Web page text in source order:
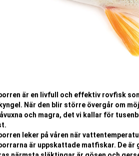
är en livfull och effektiv rovfisk
När den blir större övergår om
och magra, det vi kallar för
leker på våren när
är uppskattade matfiskar. De är